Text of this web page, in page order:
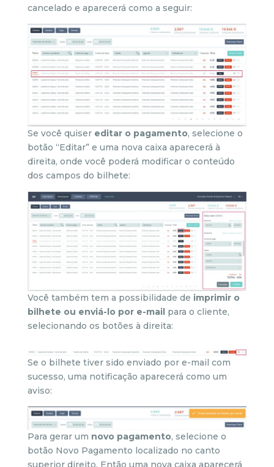
cancelado e aparecerá como a seguir:
Se você quiser editar o pagamento, selecione o
botão “Editar” e uma nova caixa aparecerá à
direita, onde você poderá modificar o conteúdo
dos campos do bilhete:
Você também tem a possibilidade de imprimir o
bilhete ou enviá-lo por e-mailpara o cliente,
selecionando os botões à direita:
Se o bilhete tiver sido enviado por e-mail com
sucesso, uma notificação aparecerá como um
aviso:
Para gerar um novo pagamento, selecione o
botão Novo Pagamento localizado no canto
superior direito. Então uma nova caixa aparecerá